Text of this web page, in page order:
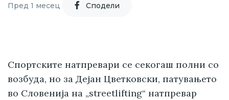
Пред 1 месец Cподели
Спортските натпревари се секогаш полни со
возбуда, но за Дејан Цветковски, патувањето
во Словенија на „streetlifting“ натпревар